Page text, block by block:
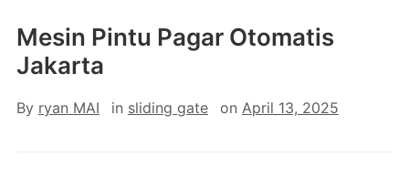
Mesin Pintu Pagar Otomatis
Jakarta
By ryan MAI in sliding gate on April 13, 2025